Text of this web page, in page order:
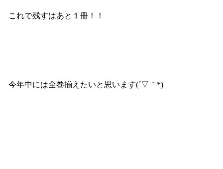
これで残すはあと１冊！！
今年中には全巻揃えたいと思います(´▽｀*)